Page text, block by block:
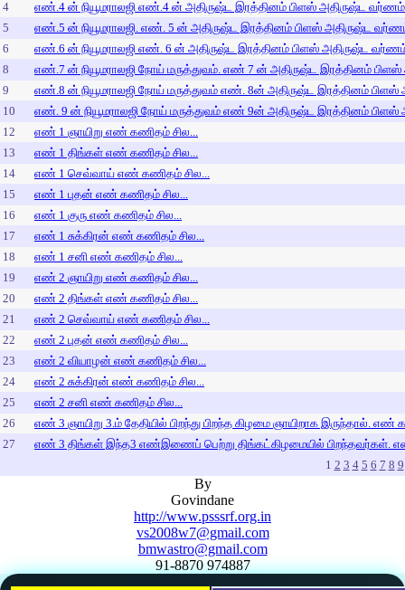
4
எண்.4 ன் நியூமராலஜி எண்.4 ன் அதிருஷ்ட இரத்தினம் பிளஸ் அதிருஷ்ட வர்ணம்
5
எண்.5 ன் நியூமராலஜி. எண். 5 ன் அதிருஷ்ட இரத்தினம் பிளஸ் அதிருஷ்ட
6
எண்.6 ன் நியூமராலஜி எண். 6 ன் அதிருஷ்ட இரத்தினம் பிளஸ் அதிருஷ்ட வர்ணம்
8
எண்.7 ன் நியூமராலஜி நோய் மருத்துவம். எண் 7 ன் அதிருஷ்ட இரத்தினம்
9
எண்.8 ன் நியூமராலஜி நோய் மருத்துவம் எண். 8ன் அதிருஷ்ட இரத்தினம் பிளஸ்
10
எண். 9 ன் நியூமராலஜி நோய் மருத்துவம் எண் 9ன் அதிருஷ்ட இரத்தினம் பிளஸ்
12
எண் 1 ஞாயிறு எண் கணிதம் சில...
13
எண் 1 திங்கள் எண் கணிதம் சில...
14
எண் 1 செவ்வாய் எண் கணிதம் சில...
15
எண் 1 புதன் எண் கணிதம் சில...
16
எண் 1 குரு எண் கணிதம் சில...
17
எண் 1 சுக்கிரன் எண் கணிதம் சில...
18
எண் 1 சனி எண் கணிதம் சில...
19
எண் 2 ஞாயிறு எண் கணிதம் சில...
20
எண் 2 திங்கள் எண் கணிதம் சில...
21
எண் 2 செவ்வாய் எண் கணிதம் சில...
22
எண் 2 புதன் எண் கணிதம் சில...
23
எண் 2 வியாழன் எண் கணிதம் சில...
24
எண் 2 சுக்கிரன் எண் கணிதம் சில...
25
எண் 2 சனி எண் கணிதம் சில...
26
எண் 3 ஞாயிறு 3.ம் தேதியில் பிறந்து பிறந்த கிழமை ஞாயிறாக இருந்தால். எண்
27
எண் 3 திங்கள் இந்த3 எண்இணைப் பெற்று திங்கட்கிழமையில் பிறந்தவர்கள்.
1 2 3 4 5 6 7 8 9
By
Govindane
http://www.psssrf.org.in
vs2008w7@gmail.com
bmwastro@gmail.com
91-8870 974887